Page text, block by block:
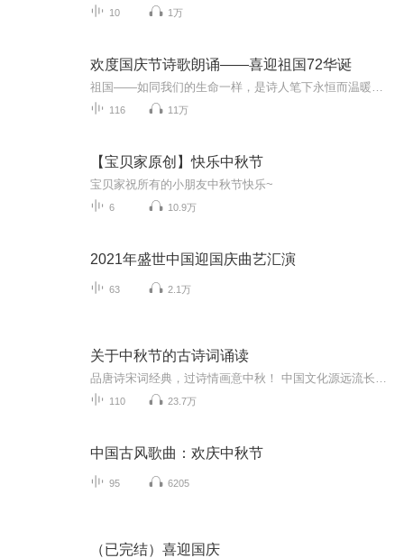
10 1万
欢度国庆节诗歌朗诵——喜迎祖国72华诞
116 11万
【宝贝家原创】快乐中秋节
宝贝家祝所有的小朋友中秋节快乐~
6 10.9万
2021年盛世中国迎国庆曲艺汇演
63 2.1万
关于中秋节的古诗词诵读
110 23.7万
中国古风歌曲：欢庆中秋节
95 6205
（已完结）喜迎国庆